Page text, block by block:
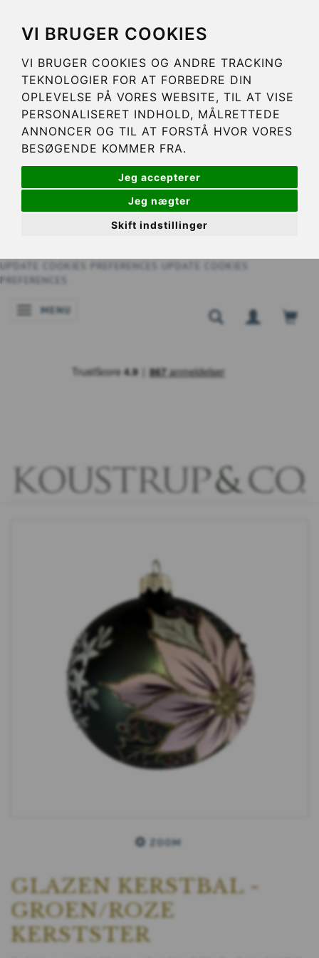
VI BRUGER COOKIES
VI BRUGER COOKIES OG ANDRE TRACKING
TEKNOLOGIER FOR AT FORBEDRE DIN
OPLEVELSE PÅ VORES WEBSITE, TIL AT VISE
PERSONALISERET INDHOLD, MÅLRETTEDE
ANNONCER OG TIL AT FORSTÅ HVOR VORES
BESØGENDE KOMMER FRA.
Jeg accepterer
Jeg nægter
Skift indstillinger
UPDATE COOKIES PREFERENCES
UPDATE COOKIES
PREFERENCES
NAVIGATIE IN-/UITSCHAKELEN
MENU
ZOOM
GLAZEN KERSTBAL -
GROEN/ROZE
KERSTSTER